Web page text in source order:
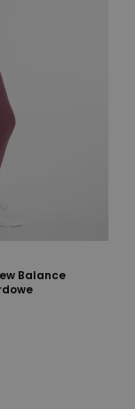
Balance